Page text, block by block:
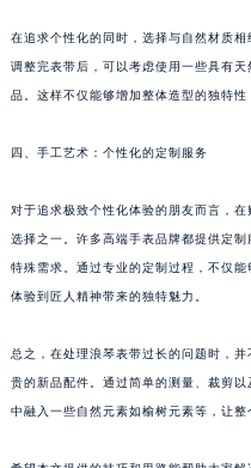
在追求个性化的同时，选择与自然材质
调整完表带后，可以考虑使用一些具有
品。这样不仅能够增加整体造型的独特
四、手工艺术：个性化的定制服务
对于追求极致个性化体验的朋友而言，
选择之一。许多高端手表品牌都提供定
特殊需求。通过专业的定制过程，不仅
体验到匠人精神带来的独特魅力。
总之，在处理浪琴表带过长的问题时，
贵的新品配件。通过简单的测量、裁剪
中融入一些自然元素如榆树元素等，让整